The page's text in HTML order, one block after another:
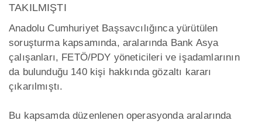
TAKILMIŞTI
Anadolu Cumhuriyet Başsavcılığınca yürütülen
soruşturma kapsamında, aralarında Bank Asya
çalışanları, FETÖ/PDY yöneticileri ve işadamlarının
da bulunduğu 140 kişi hakkında gözaltı kararı
çıkarılmıştı.
Bu kapsamda düzenlenen operasyonda aralarında